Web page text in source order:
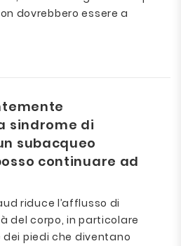
dovrebbero essere a
sindrome di
subacqueo
continuare ad
riduce l’afflusso di
del corpo, in particolare
piedi che diventano